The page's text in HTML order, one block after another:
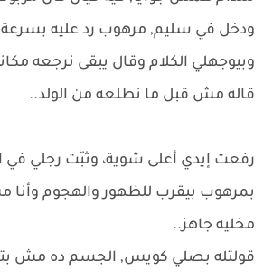
ودخل في سليم, مرهوب رد عليه بسرعة
وبيوجهلي الكلام وقال يبقى نرجعه
قاله مش قبل ما نطلعه من الولد..
رفعت إيدي أعلى شوية، وثبّت رجلي
بمرهوب بيقرب للظهور والهجوم
مخليه جاهز..
قولتله بصلي كويس, الجسم ده مش